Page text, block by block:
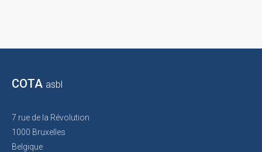
COTA asbl
7 rue de la Révolution
1000 Bruxelles
Belgique